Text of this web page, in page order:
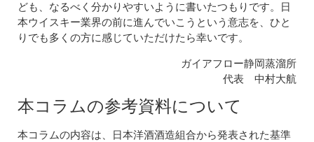
ども、なるべく分かりやすいように書いたつもりです。日
本ウイスキー業界の前に進んでいこうという意志を、ひと
りでも多くの方に感じていただけたら幸いです。
ガイアフロー静岡蒸溜所
代表 中村大航
本コラムの参考資料について
本コラムの内容は、日本洋酒酒造組合から発表された基準